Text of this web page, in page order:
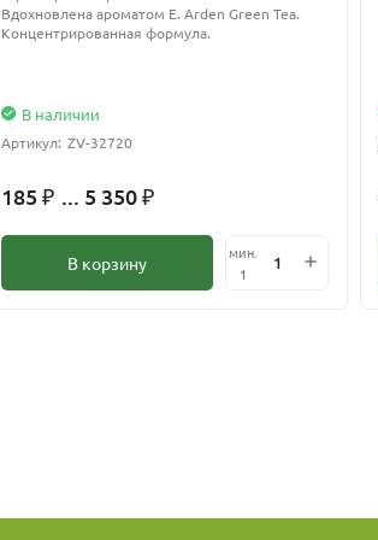
Вдохновлена ароматом E. Arden Green Tea.
Концентрированная формула.
В наличии
Артикул: ZV-32720
185 ₽ ... 5 350 ₽
В корзину
мин.
1